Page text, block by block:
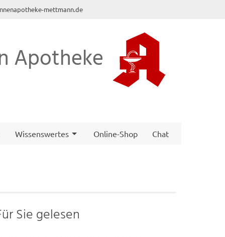
mettmann.de
Apotheke
Wissenswertes Online-Shop Chat
Sie gelesen